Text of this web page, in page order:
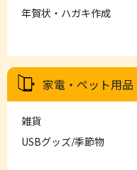
年賀状・ハガキ作成
家電・ペット用品
雑貨
USBグッズ/季節物